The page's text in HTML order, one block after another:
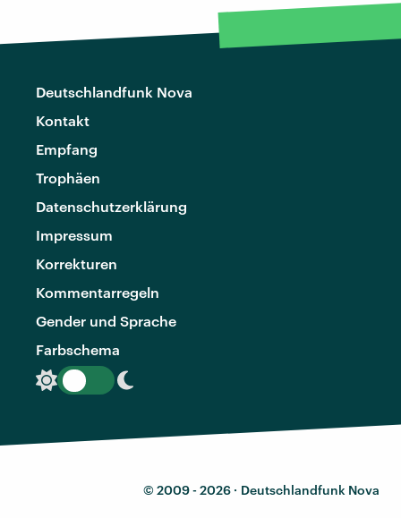
Deutschlandfunk Nova
Kontakt
Empfang
Trophäen
Datenschutzerklärung
Impressum
Korrekturen
Kommentarregeln
Gender und Sprache
Farbschema
© 2009 - 2026 · Deutschlandfunk Nova